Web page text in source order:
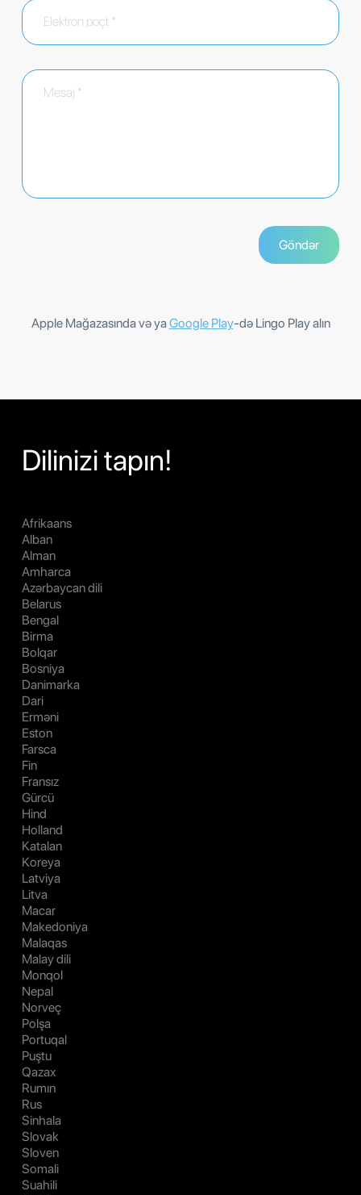
Apple Mağazasında və yaGoogle Play-də Lingo Play alın
Dilinizi tapın!
Afrikaans
Alban
Alman
Amharca
Azərbaycan dili
Belarus
Bengal
Birma
Bolqar
Bosniya
Danimarka
Dari
Erməni
Eston
Farsca
Fin
Fransız
Gürcü
Hind
Holland
Katalan
Koreya
Latviya
Litva
Macar
Makedoniya
Malaqas
Malay dili
Monqol
Nepal
Norveç
Polşa
Portuqal
Puştu
Qazax
Rumın
Rus
Sinhala
Slovak
Sloven
Somali
Suahili